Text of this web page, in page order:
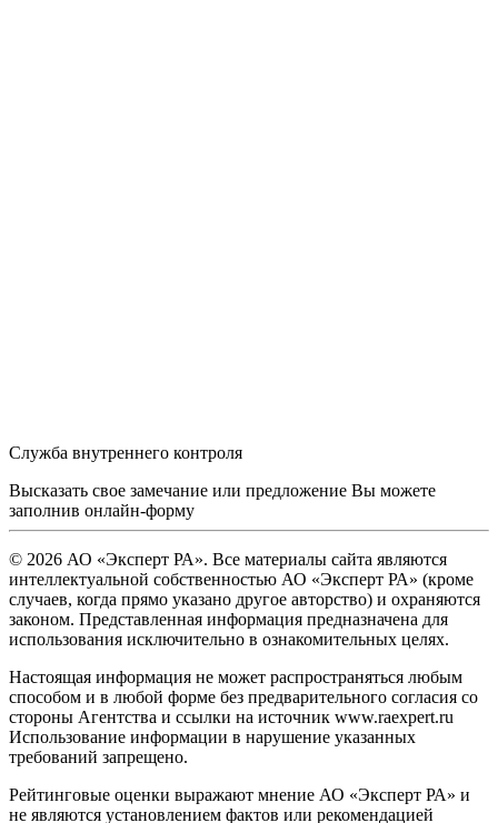
Служба внутреннего контроля
Высказать свое замечание или предложение Вы можете
заполнив онлайн-форму
© 2026 АО «Эксперт РА». Все материалы сайта являются
интеллектуальной собственностью АО «Эксперт РА» (кроме
случаев, когда прямо указано другое авторство) и охраняются
законом. Представленная информация предназначена для
использования исключительно в ознакомительных целях.
Настоящая информация не может распространяться любым
способом и в любой форме без предварительного согласия со
стороны Агентства и ссылки на источник www.raexpert.ru
Использование информации в нарушение указанных
требований запрещено.
Рейтинговые оценки выражают мнение АО «Эксперт РА» и
не являются установлением фактов или рекомендацией